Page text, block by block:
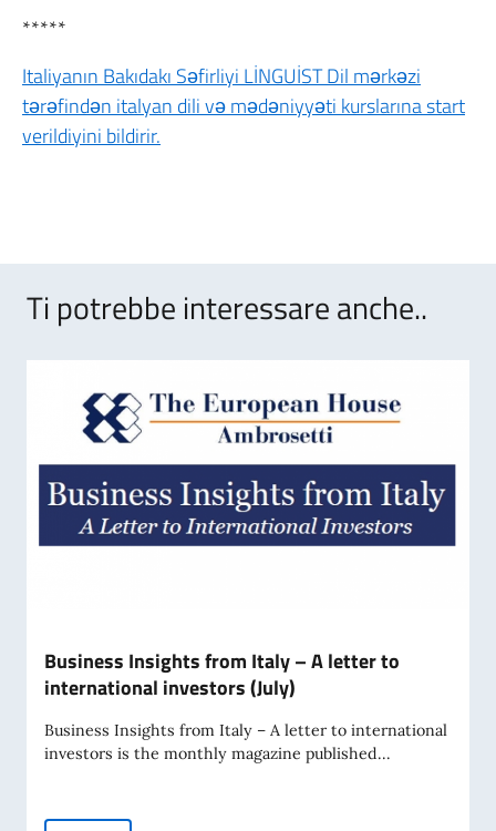
*****
Italiyanın Bakıdakı Səfirliyi LİNGUİST Dil mərkəzi
tərəfindən italyan dili və mədəniyyəti kurslarına start
verildiyini bildirir.
Ti potrebbe interessare anche..
Business Insights from Italy – A letter to
international investors (July)
Business Insights from Italy – A letter to international
investors is the monthly magazine published...